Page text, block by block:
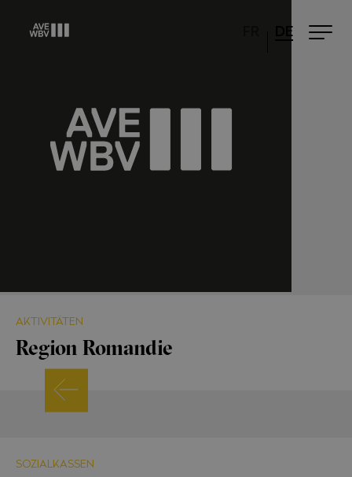
DE
AKTIVITÄTEN
Region Romandie
SOZIALKASSEN